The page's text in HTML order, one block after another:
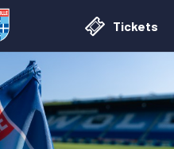
Tickets